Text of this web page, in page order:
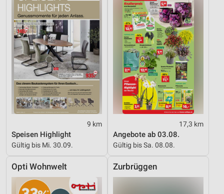
9 km
Speisen Highlight
Gültig bis Mi. 30.09.
17,3 km
Angebote ab 03.08.
Gültig bis Sa. 08.08.
Opti Wohnwelt Zurbrüggen